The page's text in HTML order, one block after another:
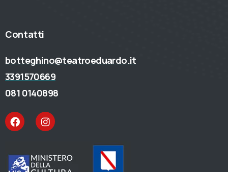
Contatti
botteghino@teatroeduardo.it
3391570669
081 0140898